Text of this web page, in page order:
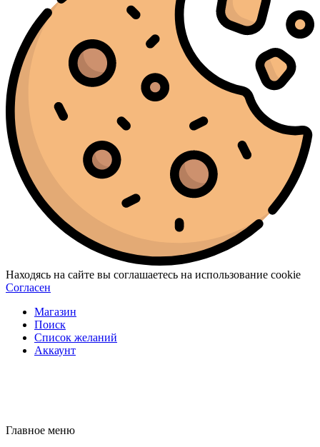
Находясь на сайте вы соглашаетесь на использование cookie
Согласен
Магазин
Поиск
Список желаний
Аккаунт
Главное меню